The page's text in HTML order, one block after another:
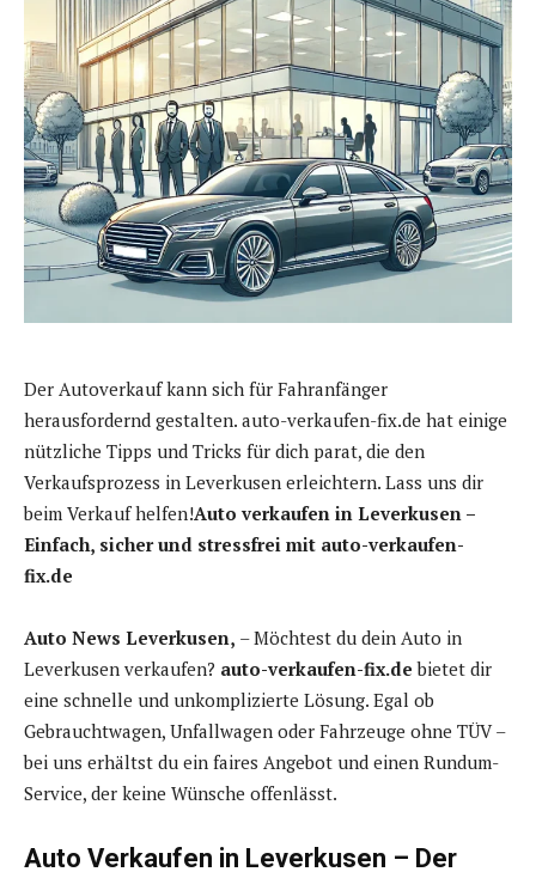
Der Autoverkauf kann sich für Fahranfänger
herausfordernd gestalten. auto-verkaufen-fix.de hat einige
nützliche Tipps und Tricks für dich parat, die den
Verkaufsprozess in Leverkusen erleichtern. Lass uns dir
beim Verkauf helfen!Auto verkaufen in Leverkusen –
Einfach, sicher und stressfrei mit auto-verkaufen-
fix.de
Auto News Leverkusen, – Möchtest du dein Auto in
Leverkusen verkaufen? auto-verkaufen-fix.de bietet dir
eine schnelle und unkomplizierte Lösung. Egal ob
Gebrauchtwagen, Unfallwagen oder Fahrzeuge ohne TÜV –
bei uns erhältst du ein faires Angebot und einen Rundum-
Service, der keine Wünsche offenlässt.
Auto Verkaufen in Leverkusen – Der